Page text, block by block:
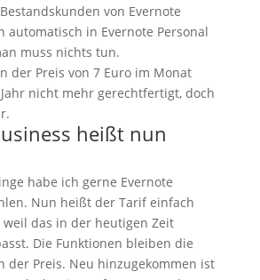
von Evernote
automatisch in Evernote Personal
muss nichts tun.
der Preis von 7 Euro im Monat
nicht mehr gerechtfertigt, doch
heißt nun
habe ich gerne Evernote
Nun heißt der Tarif einfach
weil das in der heutigen Zeit
Die Funktionen bleiben die
der Preis. Neu hinzugekommen ist